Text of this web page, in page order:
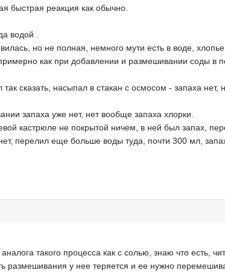
быстрая реакция как обычно.
водой .
но не полная, немного мути есть в воде,
как при добавлении и размешивании соды в
сказать, насыпал в стакан с осмосом - запаха нет,
запаха уже нет, нет вообще запаха хлорки.
кастрюле не покрытой ничем, в ней был запах,
перелил еще больше воды туда, почти 300 мл,
такого процесса как с солью, знаю что есть,
размешивания у нее теряется и ее нужно